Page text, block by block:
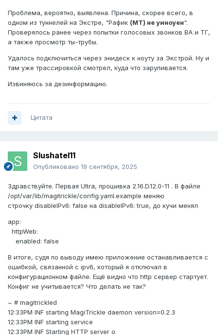
Проблема, вероятно, выявлена. Причина, скорее всего, в
одном из туннелей на Экстре, "Рафик (МТ) не уиноуен".
Проверялось ранее через попытки голосовых звонков ВА и ТГ,
а также просмотр ты-трубы.
Удалось подключиться через энидеск к ноуту за Экстрой. Ну и
там уже трассировкой смотрел, куда что заруливается.
Извиняюсь за дезинформацию.
Цитата
Slushatel11
Опубликовано 19 сентября, 2025
Здравствуйте. Первая Ultra, прошивка 2.16.D.12.0-11 . В файле
/opt/var/lib/magitrickle/config.yaml.example меняю
строчку disableIPv6: false на disableIPv6: true, до кучи менял
app:
httpWeb:
enabled: false
В итоге, судя по выводу имею приложение останавливается с
ошибкой, связанной с ipv6, который я отключал в
конфигурационном файле. Ещё видно что http сервер стартует.
Конфиг не учитывается? Что делать не так?
~ # magitrickled
12:33PM INF starting MagiTrickle daemon version=0.2.3
12:33PM INF starting service
12:33PM INF Starting HTTP server o